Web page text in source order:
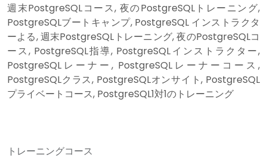
週末PostgreSQLコース, 夜のPostgreSQLトレーニング,
PostgreSQLブートキャンプ, PostgreSQL インストラクタ
ーよる, 週末PostgreSQLトレーニング, 夜のPostgreSQLコ
ース, PostgreSQL指導, PostgreSQLインストラクター,
PostgreSQLレーナー, PostgreSQLレーナーコース,
PostgreSQLクラス, PostgreSQLオンサイト, PostgreSQL
プライベートコース, PostgreSQL1対1のトレーニング
トレーニングコース